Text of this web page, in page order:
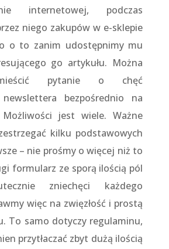
internetowej, podczas
niego zakupów w e-sklepie
o to zanim udostępnimy mu
go artykułu. Można
pytanie o chęć
bezpośrednio na
jest wiele. Ważne
kilku podstawowych
– nie prośmy o więcej niż to
formularz ze sporą ilością pól
zniechęci każdego
więc na zwięzłość i prostą
To samo dotyczy regulaminu,
przytłaczać zbyt dużą ilością